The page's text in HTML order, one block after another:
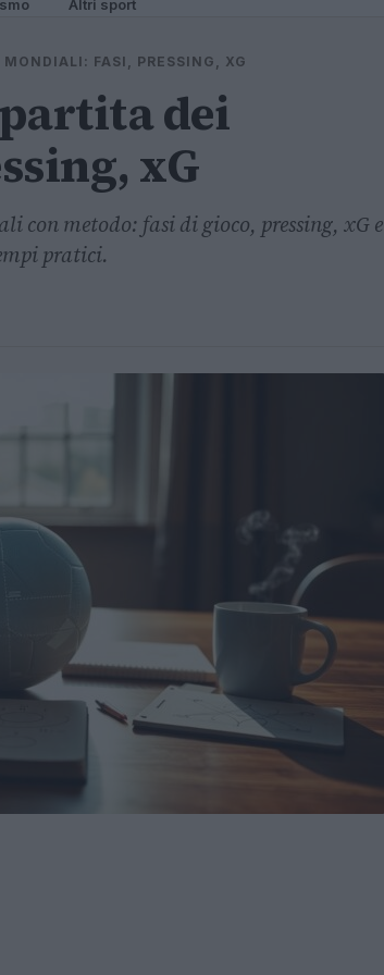
Altri sport
FASI, PRESSING, XG
dei
xG
con metodo: fasi di gioco, pressing, xG e
pratici.